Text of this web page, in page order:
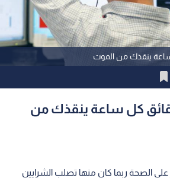
مكتبك 5 دقائق كل ساعة ينقذك من
الصحة ربما كان منها تصلب الشرايين